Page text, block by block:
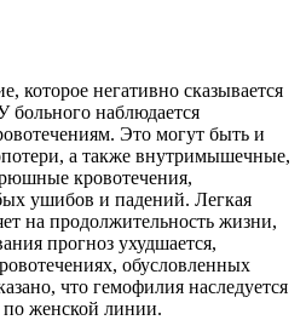
которое негативно сказывается
больного наблюдается
Это могут быть и
а также внутримышечные,
кровотечения,
ушибов и падений. Легкая
на продолжительность жизни,
прогноз ухудшается,
обусловленных
что гемофилия наследуется
по женской линии.